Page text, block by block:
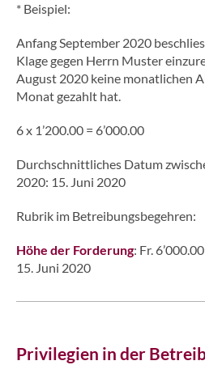
* Beispiel:
Anfang September 2020
Klage gegen Herrn Muster
August 2020 keine monatlichen
Monat gezahlt hat.
6 x 1’200.00 = 6’000.00
Durchschnittliches Datum
2020: 15. Juni 2020
Rubrik im Betreibungsbegehren:
Höhe der Forderung: Fr. 6’000.00
15. Juni 2020
Privilegien in der